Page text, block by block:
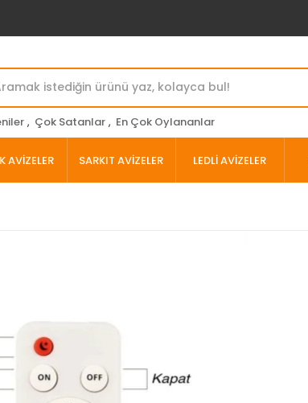
, Çok Satanlar , En Çok Oylananlar
AVİZELER SARKIT AVİZELER LEDLİ AVİZELER